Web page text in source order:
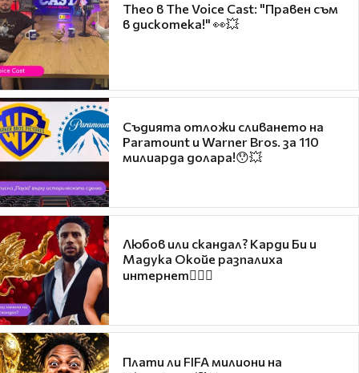
Theo в The Voice Cast: "Правен съм
в дискотека!" 👀💥
Съдията отложи сливането на
Paramount и Warner Bros. за 110
милиарда долара!😯💥
Любов или скандал? Карди Би и
Мадука Окойе разпалиха
интернет❤️‍🔥🔥
Плати ли FIFA милиони на